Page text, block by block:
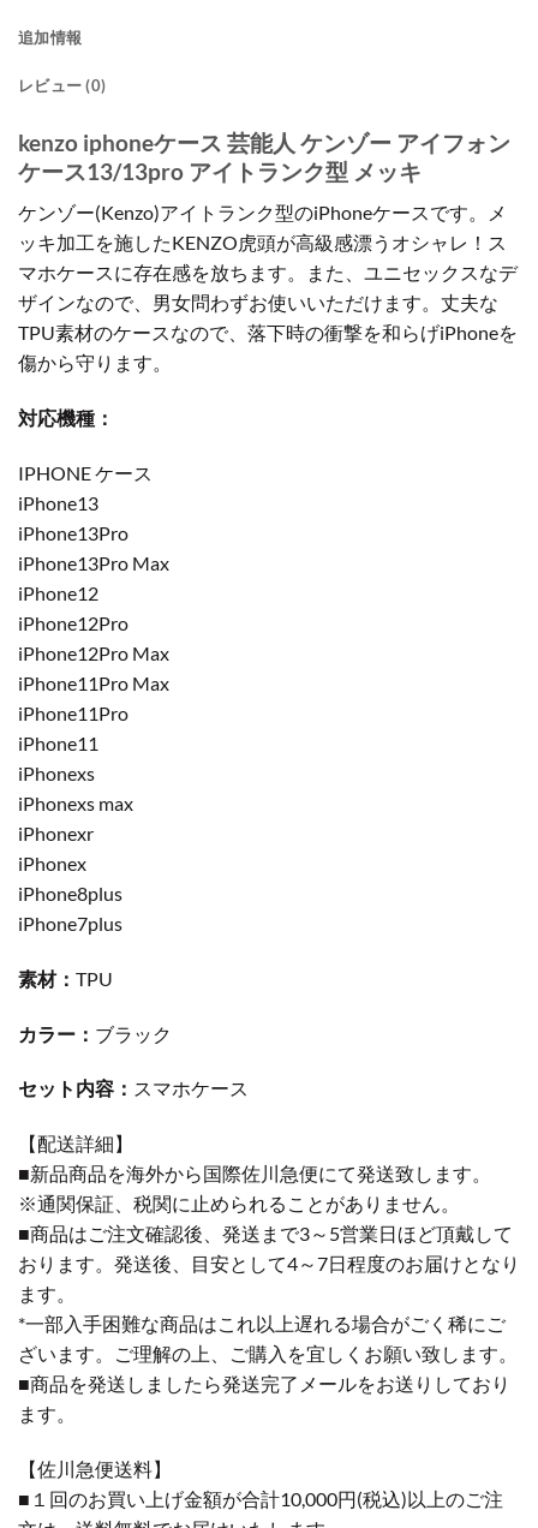
追加情報
レビュー (0)
kenzo iphoneケース 芸能人 ケンゾー アイフォン
ケース13/13pro アイトランク型 メッキ
ケンゾー(Kenzo)アイトランク型のiPhoneケースです。メ
ッキ加工を施したKENZO虎頭が高級感漂うオシャレ！ス
マホケースに存在感を放ちます。また、ユニセックスなデ
ザインなので、男女問わずお使いいただけます。丈夫な
TPU素材のケースなので、落下時の衝撃を和らげiPhoneを
傷から守ります。
対応機種：
IPHONE ケース
iPhone13
iPhone13Pro
iPhone13Pro Max
iPhone12
iPhone12Pro
iPhone12Pro Max
iPhone11Pro Max
iPhone11Pro
iPhone11
iPhonexs
iPhonexs max
iPhonexr
iPhonex
iPhone8plus
iPhone7plus
素材： TPU
カラー： ブラック
セット内容： スマホケース
【配送詳細】
■新品商品を海外から国際佐川急便にて発送致します。
※通関保証、税関に止められることがありません。
■商品はご注文確認後、発送まで3～5営業日ほど頂戴して
おります。発送後、目安として4～7日程度のお届けとなり
ます。
*一部入手困難な商品はこれ以上遅れる場合がごく稀にご
ざいます。ご理解の上、ご購入を宜しくお願い致します。
■商品を発送しましたら発送完了メールをお送りしており
ます。
【佐川急便送料】
■１回のお買い上げ金額が合計10,000円(税込)以上のご注